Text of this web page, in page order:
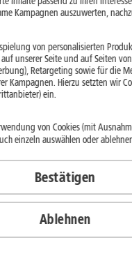
mit langer
2026: Diese
Alltag besonders
langer Akkulaufzeit sind 2026
Modelle, die besonders lange
Einflussfaktoren und
hoher Energieeffizienz.
Kampagnen auszuwerten,
von personalisierten
unserer Seite und auf Seiten
Retargeting sowie für die
Kampagnen. Hierzu setzten wir
ein.
Ablehnen
von Cookies (mit
einzeln auswählen oder
Bestätigen